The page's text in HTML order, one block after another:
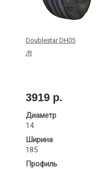
Doublestar DH05
/R
3919 р.
Диаметр
14
Ширина
185
Профиль